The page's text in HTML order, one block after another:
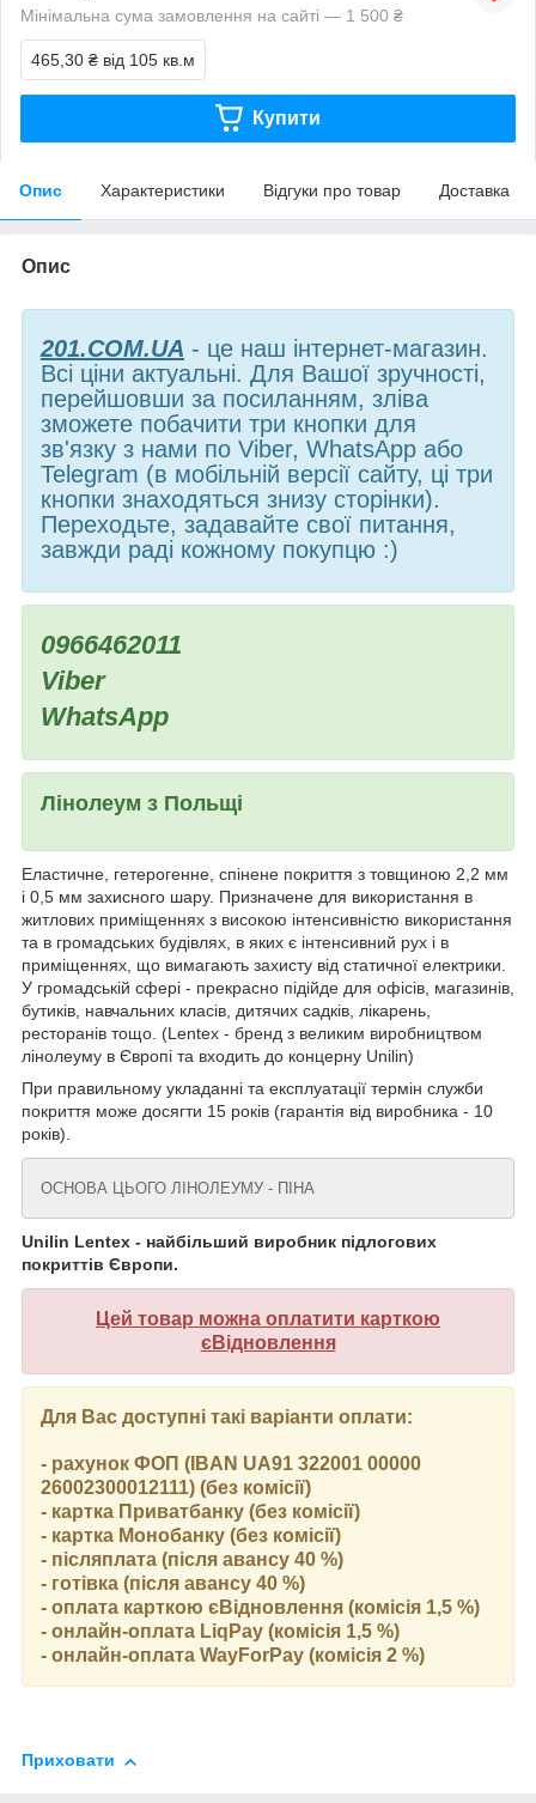
Мінімальна сума замовлення на сайті — 1 500 ₴
465,30 ₴ від 105 кв.м
Купити
Опис Характеристики Відгуки про товар Доставка
Опис
201.COM.UA - це наш інтернет-магазин.
Всі ціни актуальні. Для Вашої зручності,
перейшовши за посиланням, зліва
зможете побачити три кнопки для
зв'язку з нами по Viber, WhatsApp або
Telegram (в мобільній версії сайту, ці три
кнопки знаходяться знизу сторінки).
Переходьте, задавайте свої питання,
завжди раді кожному покупцю :)
0966462011
Viber
WhatsApp
Лінолеум з Польщі
Еластичне, гетерогенне, спінене покриття з товщиною 2,2 мм
і 0,5 мм захисного шару. Призначене для використання в
житлових приміщеннях з високою інтенсивністю використання
та в громадських будівлях, в яких є інтенсивний рух і в
приміщеннях, що вимагають захисту від статичної електрики.
У громадській сфері - прекрасно підійде для офісів, магазинів,
бутиків, навчальних класів, дитячих садків, лікарень,
ресторанів тощо. (Lentex - бренд з великим виробництвом
лінолеуму в Європі та входить до концерну Unilin)
При правильному укладанні та експлуатації термін служби
покриття може досягти 15 років (гарантія від виробника - 10
років).
ОСНОВА ЦЬОГО ЛІНОЛЕУМУ - ПІНА
Unilin Lentex - найбільший виробник підлогових
покриттів Європи.
Цей товар можна оплатити карткою
єВідновлення
Для Вас доступні такі варіанти оплати:
- рахунок ФОП (IBAN UA91 322001 00000
26002300012111) (без комісії)
- картка Приватбанку (без комісії)
- картка Монобанку (без комісії)
- післяплата (після авансу 40 %)
- готівка (після авансу 40 %)
- оплата карткою єВідновлення (комісія 1,5 %)
- онлайн-оплата LiqPay (комісія 1,5 %)
- онлайн-оплата WayForPay (комісія 2 %)
Приховати